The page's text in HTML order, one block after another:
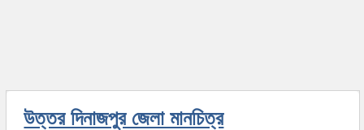
উত্তর দিনাজপুর জেলা মানচিত্র